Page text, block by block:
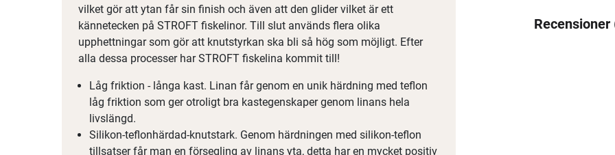
vilket gör att ytan får sin finish och även att den glider vilket är ett
kännetecken på STROFT fiskelinor. Till slut används flera olika
upphettningar som gör att knutstyrkan ska bli så hög som möjligt. Efter
alla dessa processer har STROFT fiskelina kommit till!
Låg friktion - långa kast. Linan får genom en unik härdning med teflon
låg friktion som ger otroligt bra kastegenskaper genom linans hela
livslängd.
Silikon-teflonhärdad-knutstark. Genom härdningen med silikon-teflon
tillsatser får man en försegling av linans yta, detta har en mycket positiv
Recensioner